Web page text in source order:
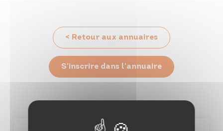
< Retour aux annuaires
S'inscrire dans l'annuaire